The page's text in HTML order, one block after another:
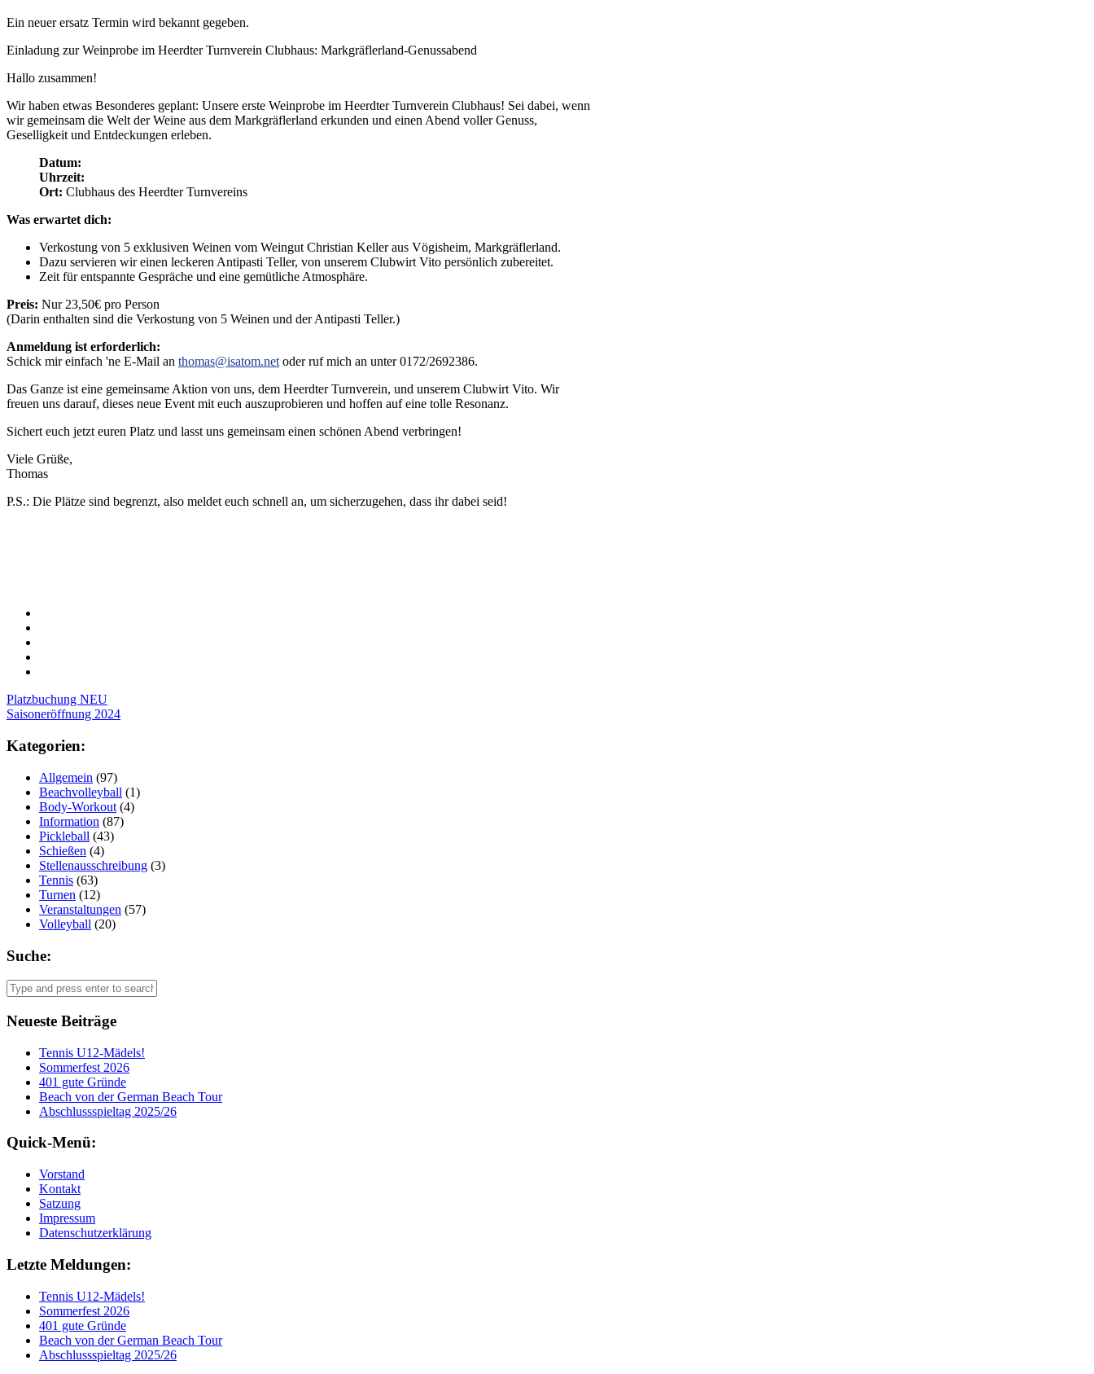
Ein neuer ersatz Termin wird bekannt gegeben.
Einladung zur Weinprobe im Heerdter Turnverein Clubhaus: Markgräflerland-Genussabend
Hallo zusammen!
Wir haben etwas Besonderes geplant: Unsere erste Weinprobe im Heerdter Turnverein Clubhaus! Sei dabei, wenn
wir gemeinsam die Welt der Weine aus dem Markgräflerland erkunden und einen Abend voller Genuss,
Geselligkeit und Entdeckungen erleben.
Datum:
Uhrzeit:
Ort: Clubhaus des Heerdter Turnvereins
Was erwartet dich:
Verkostung von 5 exklusiven Weinen vom Weingut Christian Keller aus Vögisheim, Markgräflerland.
Dazu servieren wir einen leckeren Antipasti Teller, von unserem Clubwirt Vito persönlich zubereitet.
Zeit für entspannte Gespräche und eine gemütliche Atmosphäre.
Preis: Nur 23,50€ pro Person
(Darin enthalten sind die Verkostung von 5 Weinen und der Antipasti Teller.)
Anmeldung ist erforderlich:
Schick mir einfach 'ne E-Mail an thomas@isatom.netoder ruf mich an unter 0172/2692386.
Das Ganze ist eine gemeinsame Aktion von uns, dem Heerdter Turnverein, und unserem Clubwirt Vito. Wir
freuen uns darauf, dieses neue Event mit euch auszuprobieren und hoffen auf eine tolle Resonanz.
Sichert euch jetzt euren Platz und lasst uns gemeinsam einen schönen Abend verbringen!
Viele Grüße,
Thomas
P.S.: Die Plätze sind begrenzt, also meldet euch schnell an, um sicherzugehen, dass ihr dabei seid!
Post
navigation
Platzbuchung NEU
Saisoneröffnung 2024
Kategorien:
Allgemein (97)
Beachvolleyball (1)
Body-Workout (4)
Information (87)
Pickleball (43)
Schießen (4)
Stellenausschreibung (3)
Tennis (63)
Turnen (12)
Veranstaltungen (57)
Volleyball (20)
Suche:
Neueste Beiträge
Tennis U12-Mädels!
Sommerfest 2026
401 gute Gründe
Beach von der German Beach Tour
Abschlussspieltag 2025/26
Quick-Menü:
Vorstand
Kontakt
Satzung
Impressum
Datenschutzerklärung
Letzte Meldungen:
Tennis U12-Mädels!
Sommerfest 2026
401 gute Gründe
Beach von der German Beach Tour
Abschlussspieltag 2025/26